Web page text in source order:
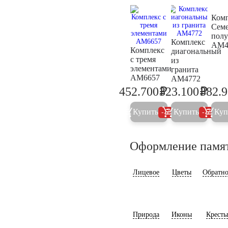
Комплекс
с тремя
элементами
AM6657
476.500
452.700₽
Купить 5%
Комплекс
диагональный
из
гранита
AM4772
323.100₽
Купить 5%
Оформление
Лицевое Цветы
Природа Иконы Кресты